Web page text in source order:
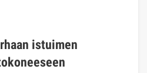
istuimen